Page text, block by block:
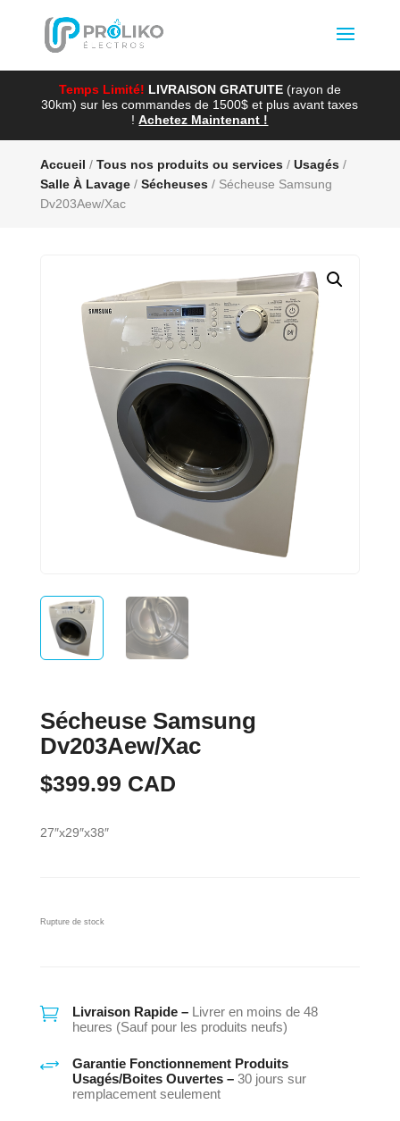
Temps Limité! LIVRAISON GRATUITE (rayon de
30km) sur les commandes de 1500$ et plus avant taxes
!Achetez Maintenant !
Accueil / Tous nos produits ou services/ Usagés/
Salle À Lavage/ Sécheuses/ Sécheuse Samsung
Dv203Aew/Xac
Sécheuse Samsung
Dv203Aew/Xac
$399.99 CAD
27″x29″x38″
Rupture de stock
 Livraison Rapide – Livrer en moins de 48
heures (Sauf pour les produits neufs)
+
Garantie Fonctionnement Produits
Usagés/Boites Ouvertes – 30 jours sur
remplacement seulement